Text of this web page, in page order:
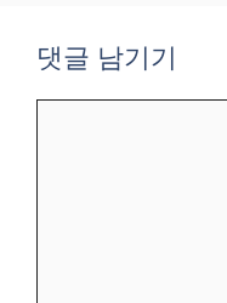
댓글 남기기